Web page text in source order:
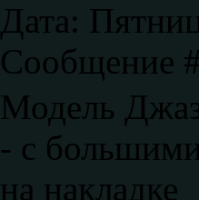
Дата:
Сообщение
Модель
- с
на накладке